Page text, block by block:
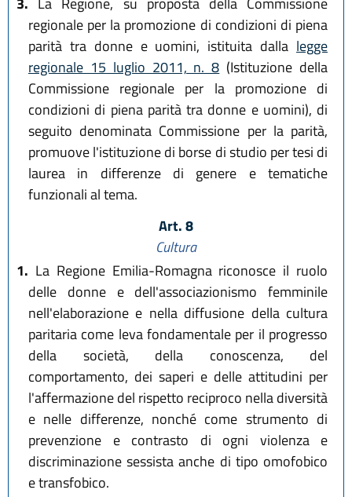
regionale per la promozione di condizioni di piena
parità tra donne e uomini, istituita dalla legge
regionale 15 luglio 2011, n. 8 (Istituzione della
Commissione regionale per la promozione di
condizioni di piena parità tra donne e uomini), di
seguito denominata Commissione per la parità,
promuove l'istituzione di borse di studio per tesi di
laurea in differenze di genere e tematiche
funzionali al tema.
Art. 8
Cultura
1. La Regione Emilia-Romagna riconosce il ruolo
delle donne e dell'associazionismo femminile
nell'elaborazione e nella diffusione della cultura
paritaria come leva fondamentale per il progresso
della società, della conoscenza, del
comportamento, dei saperi e delle attitudini per
l'affermazione del rispetto reciproco nella diversità
e nelle differenze, nonché come strumento di
prevenzione e contrasto di ogni violenza e
discriminazione sessista anche di tipo omofobico
e transfobico.